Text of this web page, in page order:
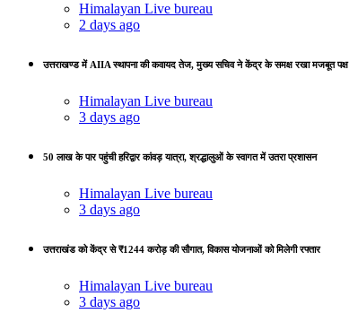
Himalayan Live bureau
2 days ago
उत्तराखण्ड में AIIA स्थापना की कवायद तेज, मुख्य सचिव ने केंद्र के समक्ष रखा मजबूत पक्ष
Himalayan Live bureau
3 days ago
50 लाख के पार पहुंची हरिद्वार कांवड़ यात्रा, श्रद्धालुओं के स्वागत में उतरा प्रशासन
Himalayan Live bureau
3 days ago
उत्तराखंड को केंद्र से ₹1244 करोड़ की सौगात, विकास योजनाओं को मिलेगी रफ्तार
Himalayan Live bureau
3 days ago